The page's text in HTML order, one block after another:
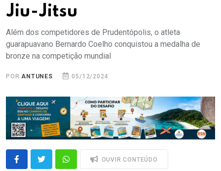
Jiu-Jitsu
Além dos competidores de Prudentópolis, o atleta
guarapuavano Bernardo Coelho conquistou a medalha de
bronze na competição mundial
PORANTUNES 05/12/2024
OUVIR CONTEÚDO